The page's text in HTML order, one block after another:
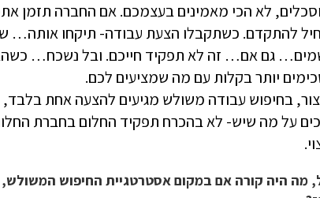
לא הכי מאמינים בעצמכם. אם החברה תזמן
להתקדם. כשתקבלו הצעת עבודה- תיקחו אותה…
גם אם… זה לא תפקיד חייכם. ובל נשכח…
יותר בקלות עם מה שמציעים לכם.
בחיפוש עבודה משולש מגיעים להצעה אחת
על מה שיש- לא בהכרח תפקיד החלום בחברת
מה היה קורה אם במקום אסטרטגיית החיפוש